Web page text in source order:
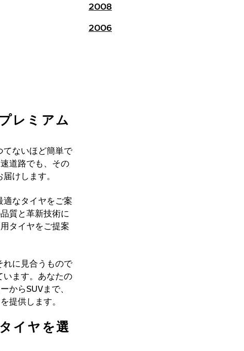
2008
2006
レミアム
ないほど簡単で
道路でも、その
けします。
なタイヤをご案
質と革新技術に
タイヤをご提案
に見合うもので
ます。あなたの
からSUVまで、
提供します。
イヤを選